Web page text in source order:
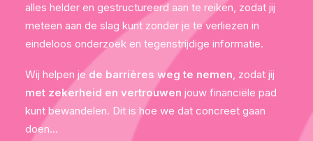
alles helder en gestructureerd aan te reiken, zodat jij
meteen aan de slag kunt zonder je te verliezen in
eindeloos onderzoek en tegenstrijdige informatie.
Wij helpen je de barrières weg te nemen, zodat jij
met zekerheid en vertrouwen jouw financiële pad
kunt bewandelen. Dit is hoe we dat concreet gaan
doen…